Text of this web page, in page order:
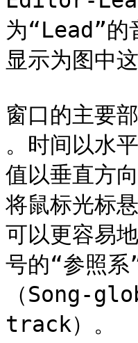
为“Lead”的
显示为图中这
窗口的主
。时间以水
值以垂直方
将鼠标光标
可以更容易
号的“参照系
（Song-
track）。